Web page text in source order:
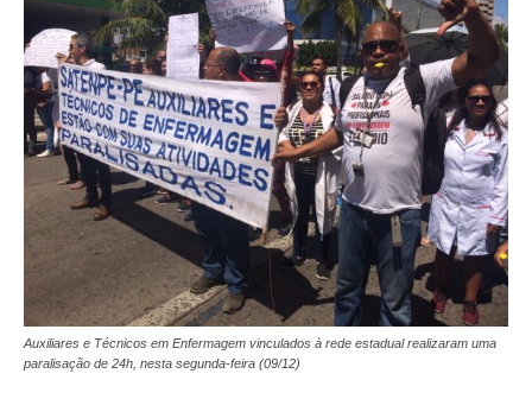
Auxiliares e Técnicos em Enfermagem vinculados à rede estadual realizaram uma
paralisação de 24h, nesta segunda-feira (09/12)